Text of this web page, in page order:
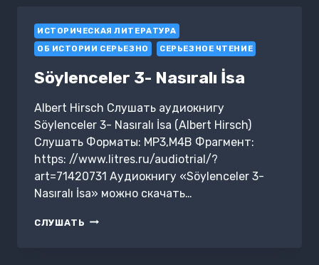
ИСТОРИЧЕСКАЯ ЛИТЕРАТУРА
ОБ ИСТОРИИ СЕРЬЕЗНО
СЕРЬЕЗНОЕ ЧТЕНИЕ
Söylenceler 3- Nasıralı İsa
Albert Hirsch Слушать аудиокнигу
Söylenceler 3- Nasıralı İsa (Albert Hirsch)
Слушать Форматы: MP3,M4B Фрагмент:
https: //www.litres.ru/audiotrial/?
art=71420731 Аудиокнигу «Söylenceler 3-
Nasıralı İsa» можно скачать…
СЛУШАТЬ SÖYLENCELER